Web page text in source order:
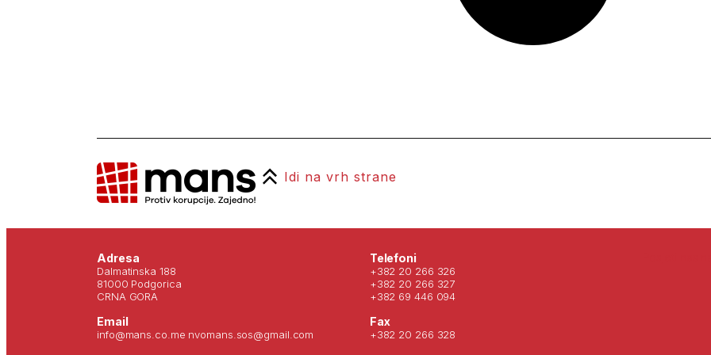
Idi na vrh strane
Adresa
Dalmatinska 188
81000 Podgorica
CRNA GORA
Email
info@mans.co.me nvomans.sos@gmail.com
Telefoni
+382 20 266 326
+382 20 266 327
+382 69 446 094
Fax
+382 20 266 328